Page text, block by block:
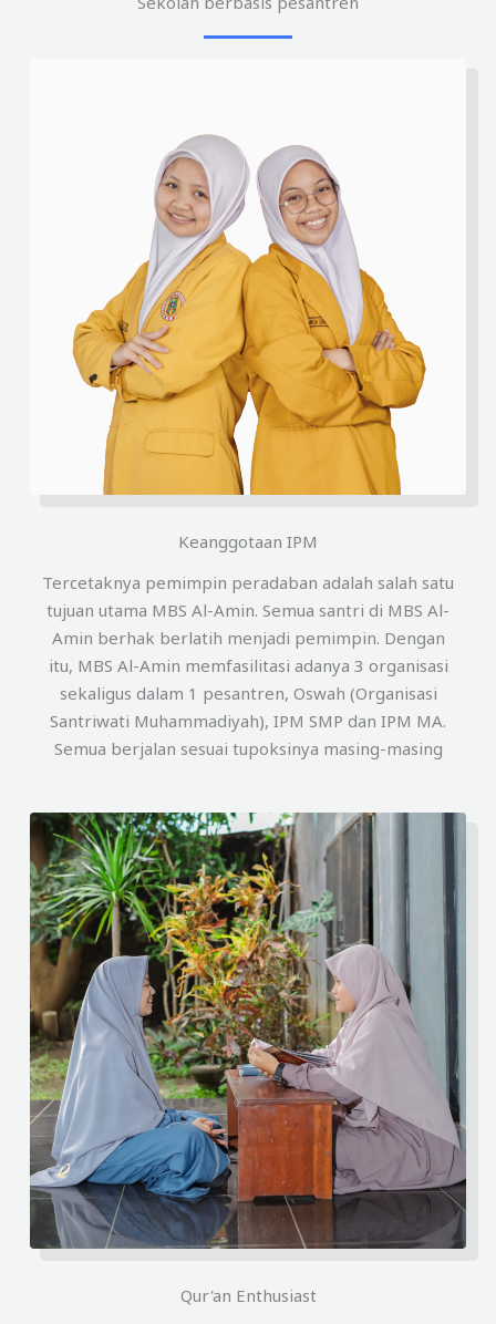
Keanggotaan IPM
Tercetaknya pemimpin peradaban adalah salah satu
tujuan utama MBS Al-Amin. Semua santri di MBS Al-
Amin berhak berlatih menjadi pemimpin. Dengan
itu, MBS Al-Amin memfasilitasi adanya 3 organisasi
sekaligus dalam 1 pesantren, Oswah (Organisasi
Santriwati Muhammadiyah), IPM SMP dan IPM MA.
Semua berjalan sesuai tupoksinya masing-masing
Qur'an Enthusiast